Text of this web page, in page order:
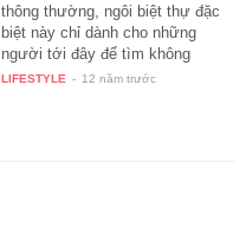
thông thường, ngôi biệt thự đặc
biệt này chỉ dành cho những
người tới đây để tìm không
gian…
LIFESTYLE - 12 năm trước